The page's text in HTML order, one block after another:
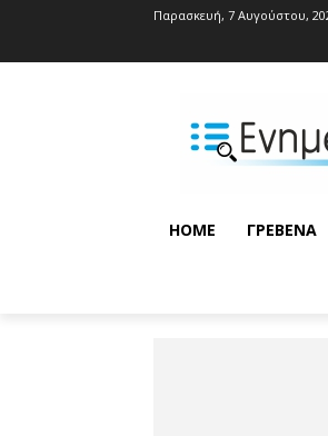
Παρασκευή, 7 Αυγούστου,
HOME ΓΡΕΒΕΝΆ